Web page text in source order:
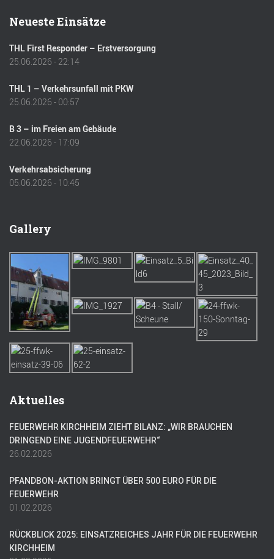
Neueste Einsätze
THL First Responder – Erstversorgung
25.06.2026 - 22:14
THL 1 – Verkehrsunfall mit PKW
25.06.2026 - 00:57
B 3 – im Freien am Gebäude
22.06.2026 - 17:09
Verkehrsabsicherung
05.06.2026 - 10:45
Gallery
Aktuelles
FEUERWEHR KIRCHHEIM ZIEHT BILANZ: „WIR BRAUCHEN
DRINGEND EINE JUGENDFEUERWEHR“
26.02.2026
PFANDBON-AKTION BRINGT ÜBER 500 EURO FÜR DIE
FEUERWEHR
01.02.2026
RÜCKBLICK 2025: EINSATZREICHES JAHR FÜR DIE FEUERWEHR
KIRCHHEIM